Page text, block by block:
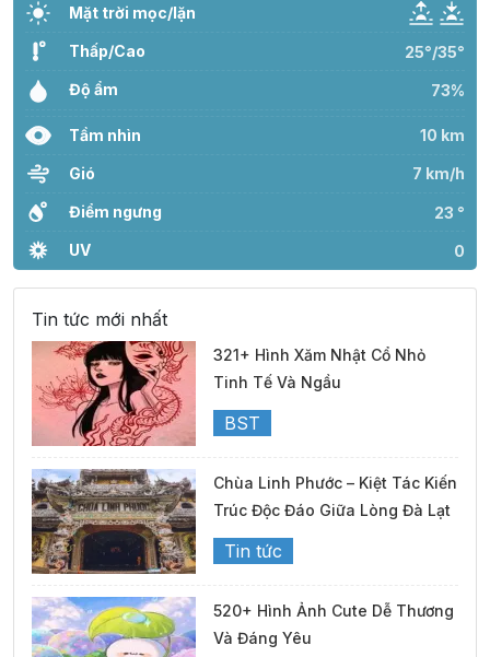
Mặt trời mọc/lặn
Thấp/Cao 25°/35°
Độ ẩm 73%
Tầm nhìn 10 km
Gió 7 km/h
Điểm ngưng 23 °
UV 0
Tin tức mới nhất
321+ Hình Xăm Nhật Cổ Nhỏ
Tinh Tế Và Ngầu
BST
Chùa Linh Phước – Kiệt Tác Kiến
Trúc Độc Đáo Giữa Lòng Đà Lạt
Tin tức
520+ Hình Ảnh Cute Dễ Thương
Và Đáng Yêu